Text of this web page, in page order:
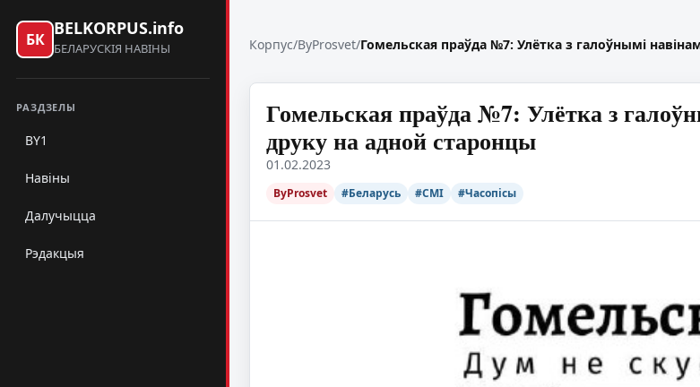
БК
BELKORPUS.info
БЕЛАРУСКІЯ НАВІНЫ
РАЗДЗЕЛЫ
BY1
Навіны
Далучыцца
Рэдакцыя
Корпус/ByProsvet/Гомельская праўда №7: Улётка з галоўнымі
Гомельская праўда №7: Улётка з
друку на адной старонцы
01.02.2023
ByProsvet #Беларусь #СМІ #Часопісы